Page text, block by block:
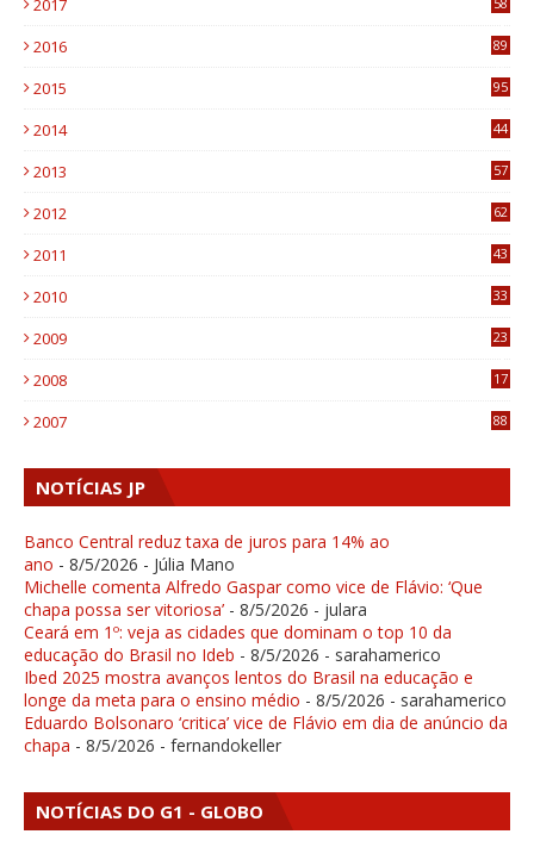
2017
2016
89
2015
95
2014
44
2013
57
2012
62
2011
43
2010
33
2009
23
2008
17
2007 88
NOTÍCIAS JP
Banco Central reduz taxa de juros para 14% ao
ano - 8/5/2026 - Júlia Mano
Michelle comenta Alfredo Gaspar como vice de Flávio: ‘Que
chapa possa ser vitoriosa’ - 8/5/2026 - julara
Ceará em 1º: veja as cidades que dominam o top 10 da
educação do Brasil no Ideb - 8/5/2026 - sarahamerico
Ibed 2025 mostra avanços lentos do Brasil na educação e
longe da meta para o ensino médio - 8/5/2026 - sarahamerico
Eduardo Bolsonaro ‘critica’ vice de Flávio em dia de anúncio da
chapa - 8/5/2026 - fernandokeller
NOTÍCIAS DO G1 - GLOBO